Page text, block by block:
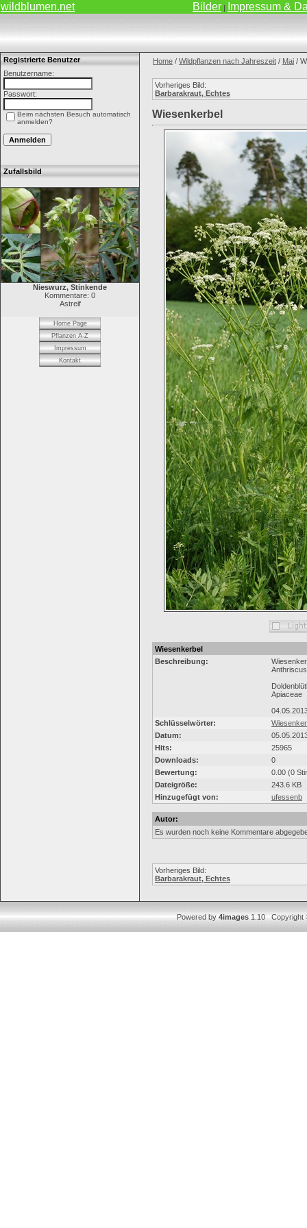
wildblumen.net Bilder | Impressum &
Registrierte Benutzer
Benutzername:
Passwort:
Beim nächsten Besuch automatisch
anmelden?
Zufallsbild
Nieswurz, Stinkende
Kommentare: 0
Astreif
Home Page
Pflanzen A-Z
Impressum
Kontakt
Home / Wildpflanzen nach Jahreszeit / Mai /
Vorheriges Bild:
Barbarakraut, Echtes
Wiesenkerbel
Wiesenkerbel
Beschreibung:
Apiaceae
Schlüsselwörter:
Datum:
Hits:
25965
Downloads:
0
Bewertung:
0.00 (0
Dateigröße:
243.6 KB
Hinzugefügt von:
ufessenb
Autor:
Es wurden noch keine Kommentare
Vorheriges Bild:
Barbarakraut, Echtes
Powered by4images1.10 Copyright